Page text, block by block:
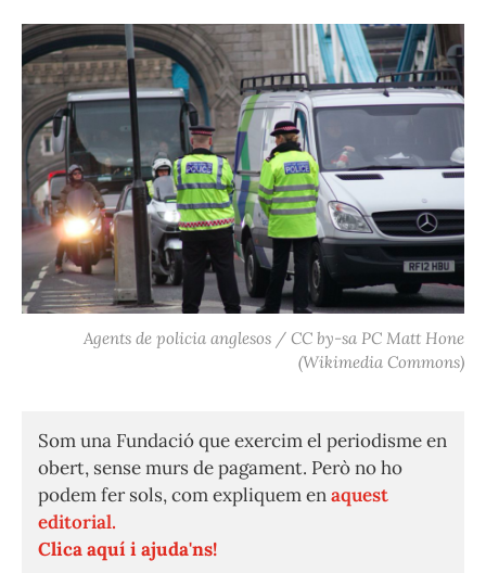
Agents de policia anglesos / CC by-sa PC Matt Hone
(Wikimedia Commons)
Som una Fundació que exercim el periodisme en
obert, sense murs de pagament. Però no ho
podem fer sols, com expliquem enaquest
editorial.
Clica aquí i ajuda'ns!